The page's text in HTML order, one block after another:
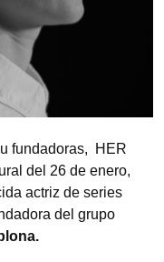
fundadoras, HER
del 26 de enero,
actriz de series
del grupo